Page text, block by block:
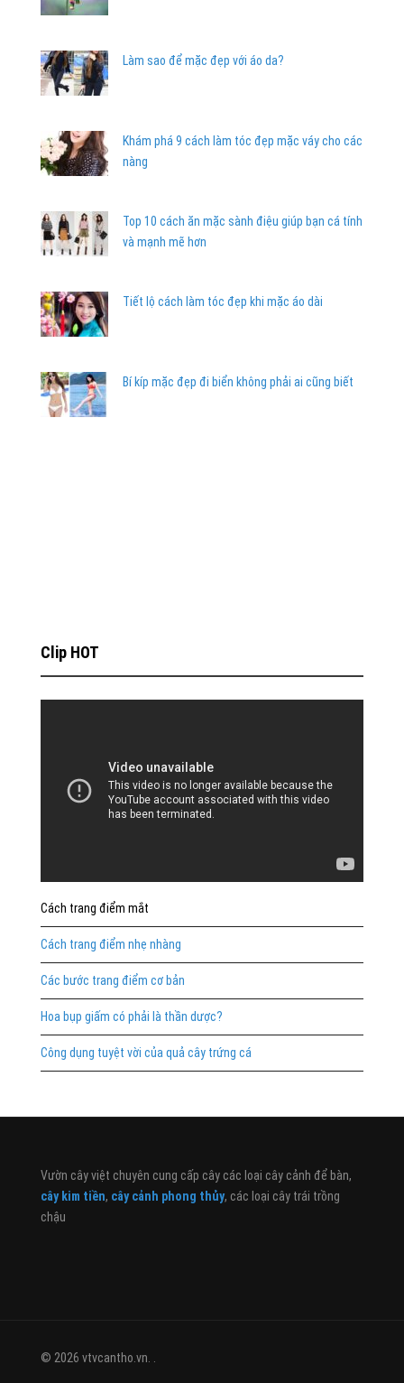
Làm sao để mặc đẹp với áo da?
Khám phá 9 cách làm tóc đẹp mặc váy cho các
nàng
Top 10 cách ăn mặc sành điệu giúp bạn cá tính
và mạnh mẽ hơn
Tiết lộ cách làm tóc đẹp khi mặc áo dài
Bí kíp mặc đẹp đi biển không phải ai cũng biết
Clip HOT
Cách trang điểm mắt
Cách trang điểm nhẹ nhàng
Các bước trang điểm cơ bản
Hoa bụp giấm có phải là thần dược?
Công dụng tuyệt vời của quả cây trứng cá
Vườn cây việt chuyên cung cấp cây các loại cây cảnh để bàn,
cây kim tiền, cây cảnh phong thủy, các loại cây trái trồng
chậu
© 2026 vtvcantho.vn. .